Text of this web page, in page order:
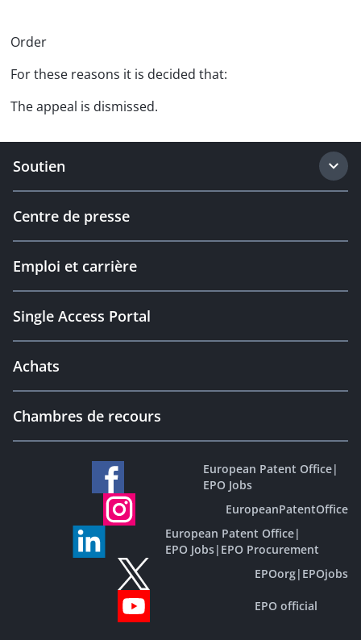
Order
For these reasons it is decided that:
The appeal is dismissed.
Soutien
Centre de presse
Emploi et carrière
Single Access Portal
Achats
Chambres de recours
European Patent Office|
EPO Jobs
EuropeanPatentOffice
European Patent Office|
EPO Jobs| EPO Procurement
EPOorg| EPOjobs
EPO official